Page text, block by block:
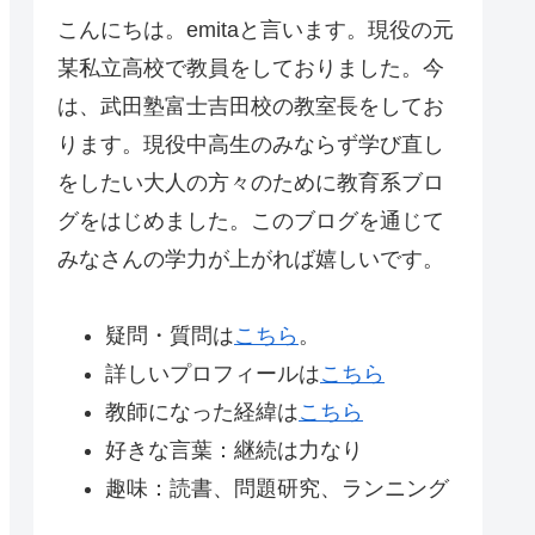
こんにちは。emitaと言います。現役の元
某私立高校で教員をしておりました。今
は、武田塾富士吉田校の教室長をしてお
ります。現役中高生のみならず学び直し
をしたい大人の方々のために教育系ブロ
グをはじめました。このブログを通じて
みなさんの学力が上がれば嬉しいです。
疑問・質問はこちら 。
詳しいプロフィールはこちら
教師になった経緯はこちら
好きな言葉：継続は力なり
趣味：読書、問題研究、ランニング